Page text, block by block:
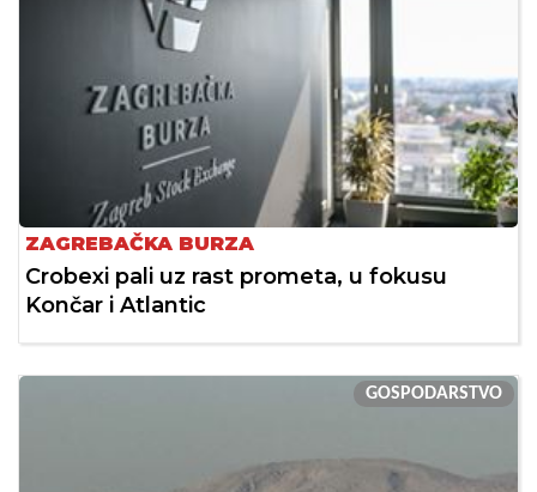
ZAGREBAČKA BURZA
Crobexi pali uz rast prometa, u fokusu
Končar i Atlantic
GOSPODARSTVO